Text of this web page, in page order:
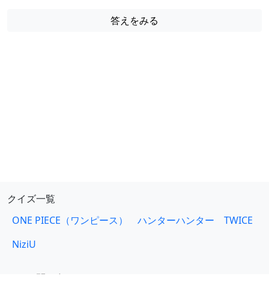
答えをみる
クイズ一覧
ONE PIECE（ワンピース）
ハンターハンター
TWICE
NiziU
お問い合わせ